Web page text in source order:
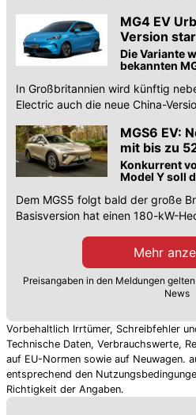
MG4 EV
Version
Die Variante
bekannten
In Großbritannien wird künftig
Electric auch die neue China-
MGS6 EV:
mit bis zu
Konkurrent
Model Y soll
Dem MGS5 folgt bald der große
Basisversion hat einen 180-kW-
Mehr
Preisangaben in den Meldungen
News
Vorbehaltlich Irrtümer, Schreibfehler
Technische Daten, Verbrauchswerte,
auf EU-Normen sowie auf Neuwagen.
entsprechend den
Richtigkeit der Angaben.